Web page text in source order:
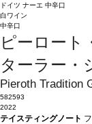
ドイツ ナーエ 中辛口
白ワイン
中辛口
ピーロート
ターラー・
Pieroth Tradition
582593
2022
テイスティングノート